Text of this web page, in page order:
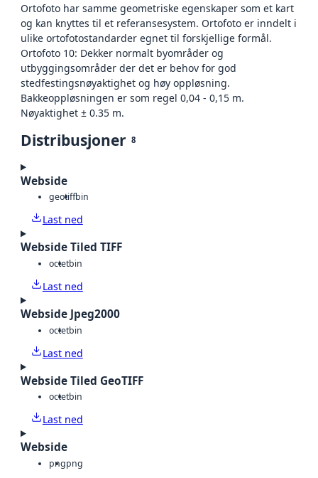
Ortofoto har samme geometriske egenskaper som et kart
og kan knyttes til et referansesystem. Ortofoto er inndelt i
ulike ortofotostandarder egnet til forskjellige formål.
Ortofoto 10: Dekker normalt byområder og
utbyggingsområder der det er behov for god
stedfestingsnøyaktighet og høy oppløsning.
Bakkeoppløsningen er som regel 0,04 - 0,15 m.
Nøyaktighet ± 0.35 m.
Distribusjoner 8
Webside
geotiffbin
Last ned
Webside Tiled TIFF
octetbin
Last ned
Webside Jpeg2000
octetbin
Last ned
Webside Tiled GeoTIFF
octetbin
Last ned
Webside
pngpng